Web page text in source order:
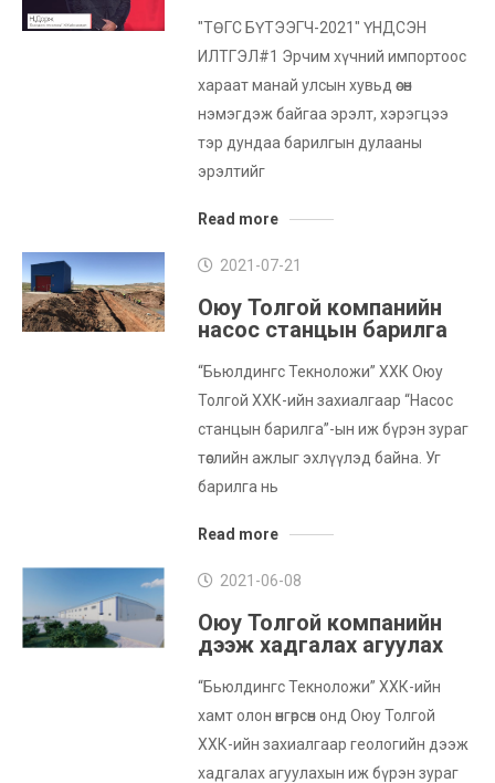
"ТӨГС БҮТЭЭГЧ-2021" ҮНДСЭН
ИЛТГЭЛ#1 Эрчим хүчний импортоос
хараат манай улсын хувьд өсөн
нэмэгдэж байгаа эрэлт, хэрэгцээ
тэр дундаа барилгын дулааны
эрэлтийг
Read more
2021-07-21
Оюу Толгой компанийн
насос станцын барилга
“Бьюлдингс Текноложи” ХХК Оюу
Толгой ХХК-ийн захиалгаар “Насос
станцын барилга”-ын иж бүрэн зураг
төслийн ажлыг эхлүүлэд байна. Уг
барилга нь
Read more
2021-06-08
Оюу Толгой компанийн
дээж хадгалах агуулах
“Бьюлдингс Текноложи” ХХК-ийн
хамт олон өнгөрсөн онд Оюу Толгой
ХХК-ийн захиалгаар геологийн дээж
хадгалах агуулахын иж бүрэн зураг